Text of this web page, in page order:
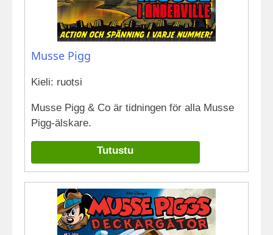
Musse Pigg
Kieli: ruotsi
Musse Pigg & Co är tidningen för alla Musse
Pigg-älskare.
Tutustu